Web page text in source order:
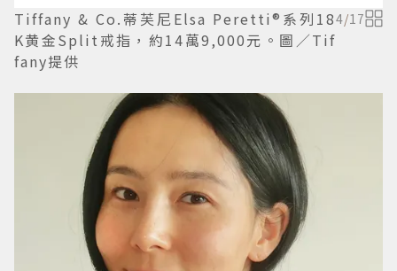
Tiffany & Co.蒂芙尼Elsa Peretti®系列18
K黄金Split戒指，約14萬9,000元。圖／Tif
fany提供
4/17